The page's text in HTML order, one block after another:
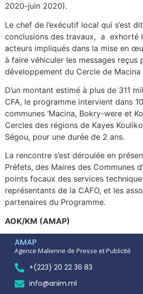
2020-juin 2020).
Le chef de l’exécutif local qui s’est
conclusions des travaux, a exhorté
acteurs impliqués dans la mise en
à faire véhiculer les messages reçus
développement du Cercle de Macina
D’un montant estimé à plus de 311
CFA, le programme intervient dans
communes ‘Macina, Bokry-were et
Cercles des régions de Kayes
Ségou, pour une durée de 2 ans.
La rencontre s’est déroulée en
Préfets, des Maires des Communes
points focaux des services
représentants de la CAFO, et les
partenaires du Programme.
AOK/KM (AMAP)
AMAP
Agence Malienne de Presse et Publicité
+(223) 20 22 36 83
info@anim.ml